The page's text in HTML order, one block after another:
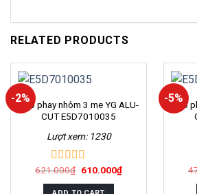
RELATED PRODUCTS
-2%
Dao phay nhôm 3 me YG ALU-
CUT E5D7010035
Lượt xem: 1230
0
out
621.000₫ 610.000₫
-5%
Dao